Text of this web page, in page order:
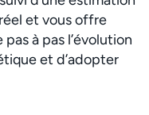
et vous offre
à pas l’évolution
et d’adopter